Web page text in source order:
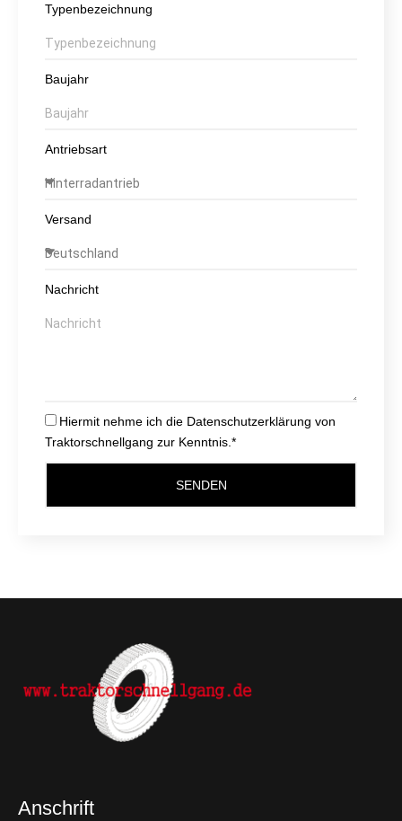
Typenbezeichnung
Baujahr
Antriebsart
Versand
Nachricht
Hiermit nehme ich die Datenschutzerklärung von
Traktorschnellgang zur Kenntnis.*
SENDEN
Anschrift